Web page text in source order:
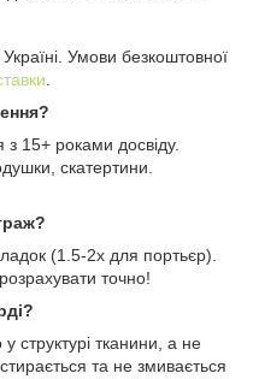
Умови безкоштовної
.
15+ роками досвіду.
скатертини.
(1.5-2x для портьєр).
точно!
структурі тканини, а не
та не змивається